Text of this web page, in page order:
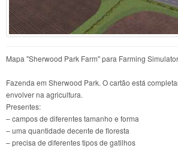
Mapa "Sherwood Park Farm" para Farming
Fazenda em Sherwood Park. O cartão está
envolver na agricultura.
Presentes:
– campos de diferentes tamanho e forma
– uma quantidade decente de floresta
– precisa de diferentes tipos de gatilhos